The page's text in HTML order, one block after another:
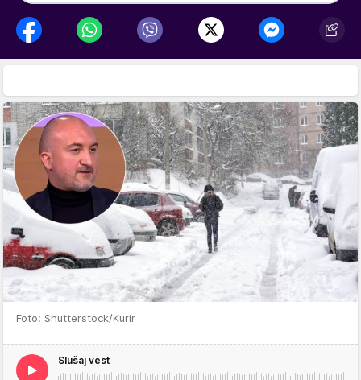
Foto: Shutterstock/Kurir
Slušaj vest